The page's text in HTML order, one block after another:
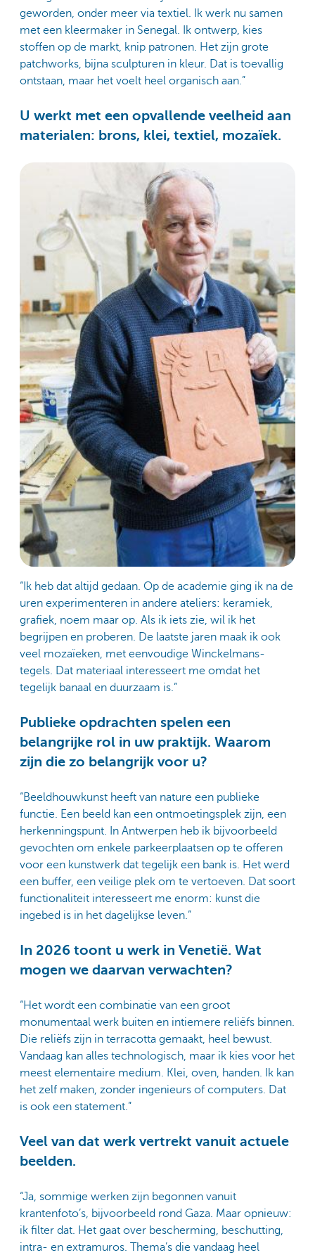
geworden, onder meer via textiel. Ik werk nu samen
met een kleermaker in Senegal. Ik ontwerp, kies
stoffen op de markt, knip patronen. Het zijn grote
patchworks, bijna sculpturen in kleur. Dat is toevallig
ontstaan, maar het voelt heel organisch aan.”
U werkt met een opvallende veelheid aan
materialen: brons, klei, textiel, mozaïek.
“Ik heb dat altijd gedaan. Op de academie ging ik na de
uren experimenteren in andere ateliers: keramiek,
grafiek, noem maar op. Als ik iets zie, wil ik het
begrijpen en proberen. De laatste jaren maak ik ook
veel mozaïeken, met eenvoudige Winckelmans-
tegels. Dat materiaal interesseert me omdat het
tegelijk banaal en duurzaam is.”
Publieke opdrachten spelen een
belangrijke rol in uw praktijk. Waarom
zijn die zo belangrijk voor u?
“Beeldhouwkunst heeft van nature een publieke
functie. Een beeld kan een ontmoetingsplek zijn, een
herkenningspunt. In Antwerpen heb ik bijvoorbeeld
gevochten om enkele parkeerplaatsen op te offeren
voor een kunstwerk dat tegelijk een bank is. Het werd
een buffer, een veilige plek om te vertoeven. Dat soort
functionaliteit interesseert me enorm: kunst die
ingebed is in het dagelijkse leven.”
In 2026 toont u werk in Venetië. Wat
mogen we daarvan verwachten?
“Het wordt een combinatie van een groot
monumentaal werk buiten en intiemere reliëfs binnen.
Die reliëfs zijn in terracotta gemaakt, heel bewust.
Vandaag kan alles technologisch, maar ik kies voor het
meest elementaire medium. Klei, oven, handen. Ik kan
het zelf maken, zonder ingenieurs of computers. Dat
is ook een statement.”
Veel van dat werk vertrekt vanuit actuele
beelden.
“Ja, sommige werken zijn begonnen vanuit
krantenfoto’s, bijvoorbeeld rond Gaza. Maar opnieuw:
ik filter dat. Het gaat over bescherming, beschutting,
intra- en extramuros. Thema’s die vandaag heel